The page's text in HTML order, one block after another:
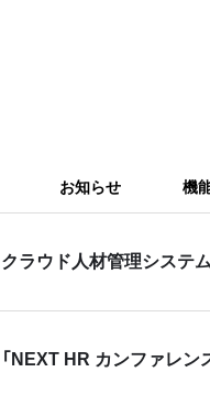
お知らせ 機
クラウド人材管理システ
「NEXT HR カンファレ